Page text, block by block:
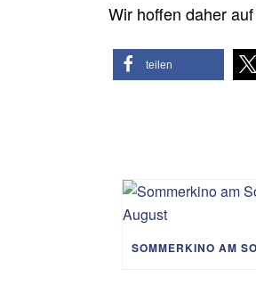
Wir hoffen daher
teilen